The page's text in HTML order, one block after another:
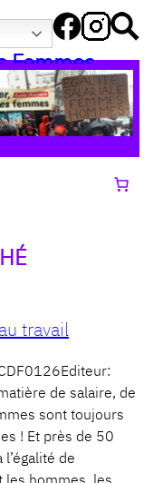
Femmes
travail
de salaire, de
sont toujours
! Et près de 50
de
hommes, les